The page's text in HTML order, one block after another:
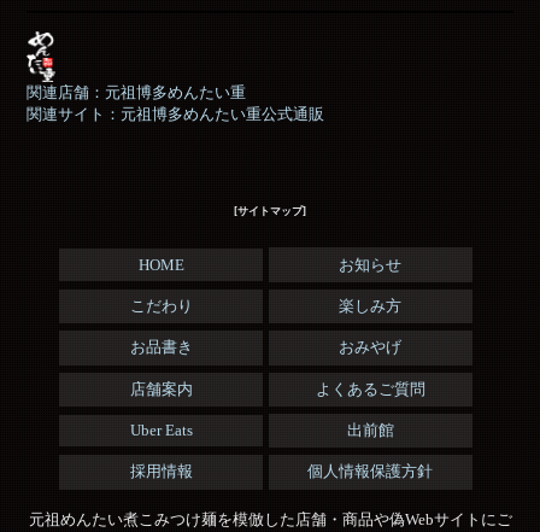
関連店舗：元祖博多めんたい重
関連サイト：元祖博多めんたい重公式通販
[サイトマップ]
HOME お知らせ
こだわり 楽しみ方
お品書き おみやげ
店舗案内 よくあるご質問
Uber Eats 出前館
採用情報 個人情報保護方針
元祖めんたい煮こみつけ麺を模倣した店舗・商品や偽Webサイトにご